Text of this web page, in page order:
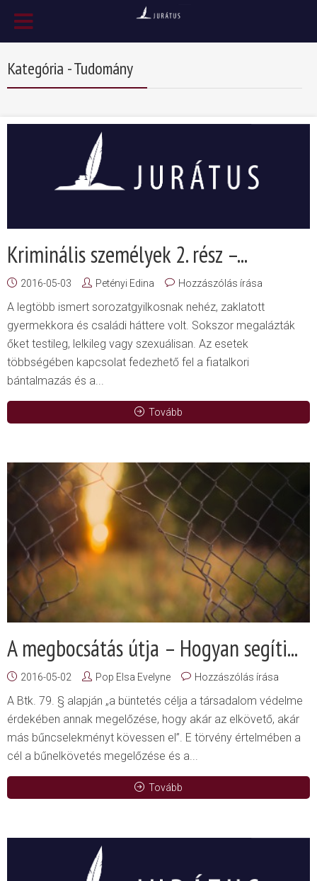
Kategória - Tudomány
Kriminális személyek 2. rész –...
2016-05-03 Petényi Edina Hozzászólás írása
A legtöbb ismert sorozatgyilkosnak nehéz, zaklatott
gyermekkora és családi háttere volt. Sokszor megalázták
őket testileg, lelkileg vagy szexuálisan. Az esetek
többségében kapcsolat fedezhető fel a fiatalkori
bántalmazás és a...
Tovább
A megbocsátás útja – Hogyan segíti...
2016-05-02 Pop Elsa Evelyne Hozzászólás írása
A Btk. 79. § alapján „a büntetés célja a társadalom védelme
érdekében annak megelőzése, hogy akár az elkövető, akár
más bűncselekményt kövessen el”. E törvény értelmében a
cél a bűnelkövetés megelőzése és a...
Tovább